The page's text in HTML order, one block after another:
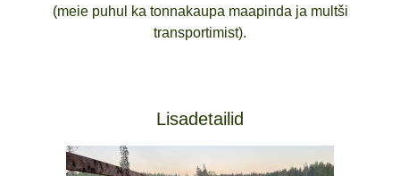
(meie puhul ka tonnakaupa maapinda ja multši
transportimist).
Lisadetailid